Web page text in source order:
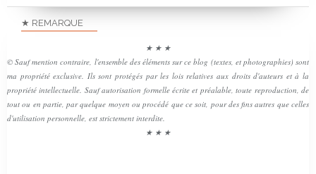
★ REMARQUE
★ ★ ★
© Sauf mention contraire, l'ensemble des éléments sur ce blog (textes, et photographies) sont
ma propriété exclusive. Ils sont protégés par les lois relatives aux droits d'auteurs et à la
propriété intellectuelle. Sauf autorisation formelle écrite et préalable, toute reproduction, de
tout ou en partie, par quelque moyen ou procédé que ce soit, pour des fins autres que celles
d'utilisation personnelle, est strictement interdite.
★ ★ ★